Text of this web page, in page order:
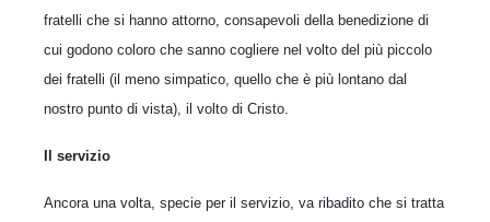
fratelli che si hanno attorno, consapevoli della benedizione di
cui godono coloro che sanno cogliere nel volto del più piccolo
dei fratelli (il meno simpatico, quello che è più lontano dal
nostro punto di vista), il volto di Cristo.
Il servizio
Ancora una volta, specie per il servizio, va ribadito che si tratta